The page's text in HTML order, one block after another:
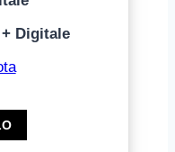
Digitale